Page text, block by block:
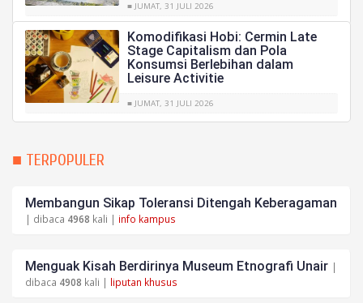
■ JUMAT, 31 JULI 2026
Komodifikasi Hobi: Cermin Late
Stage Capitalism dan Pola
Konsumsi Berlebihan dalam
Leisure Activitie
■ JUMAT, 31 JULI 2026
■ TERPOPULER
Membangun Sikap Toleransi Ditengah Keberagaman
| dibaca 4968 kali | info kampus
Menguak Kisah Berdirinya Museum Etnografi Unair |
dibaca 4908 kali | liputan khusus